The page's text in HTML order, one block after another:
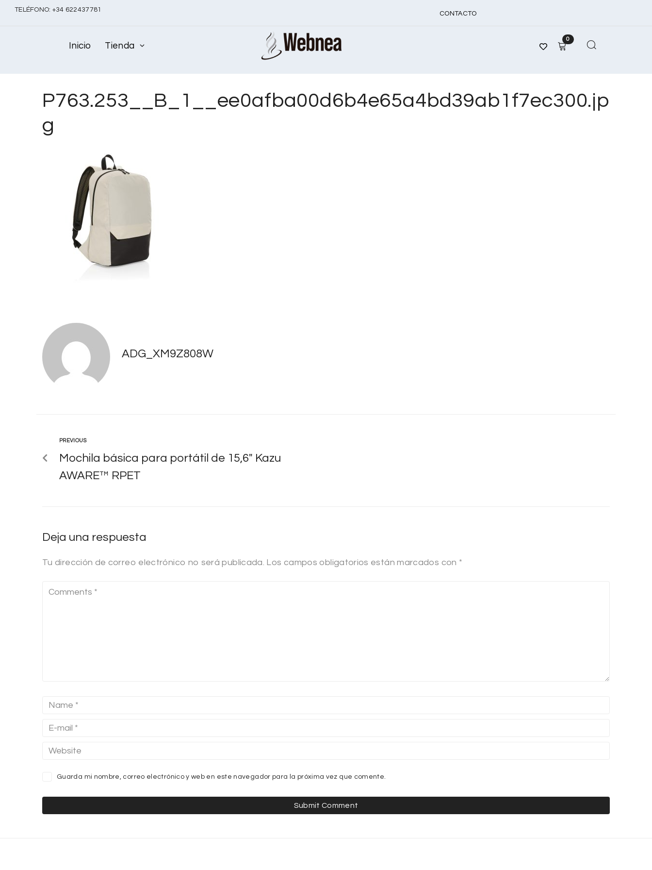
TELÉFONO: +34 622437781
CONTACTO
Inicio Tienda
0
P763.253__B_1__ee0afba00d6b4e65a4bd39ab1f7ec300.jp
g
ADG_XM9Z808W
PREVIOUS
Mochila básica para portátil de 15,6″ Kazu
AWARE™ RPET
Deja una respuesta
Tu dirección de correo electrónico no será publicada. Los campos obligatorios están marcados con *
Guarda mi nombre, correo electrónico y web en este navegador para la próxima vez que comente.